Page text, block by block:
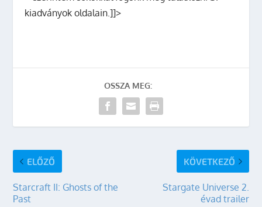
kiadványok oldalain.]]>
OSSZA MEG:
ELŐZŐ
Starcraft II: Ghosts of the
Past
KÖVETKEZŐ
Stargate Universe 2.
évad trailer